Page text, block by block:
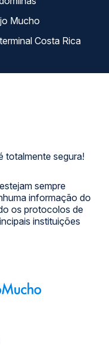
totalmente segura!
sempre
informação do
os protocolos de
instituições
Mucho
La terminal Costa Rica